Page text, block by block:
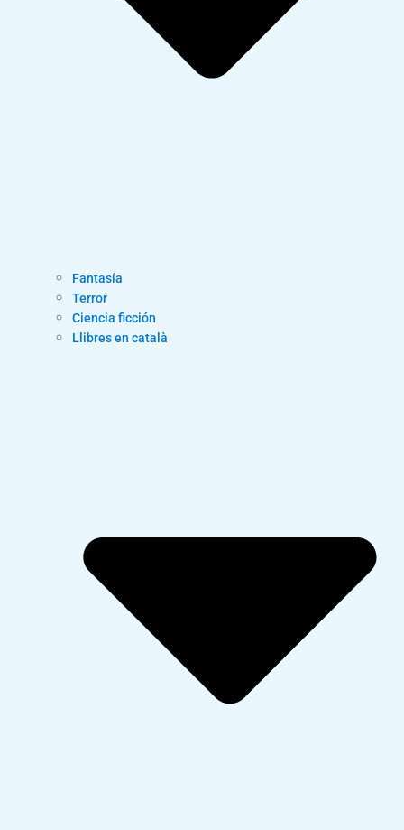
Fantasía
Terror
Ciencia ficción
Llibres en català